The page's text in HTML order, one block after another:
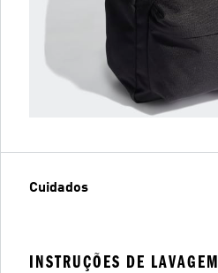
Cuidados
INSTRUÇÕES DE LAVAGEM